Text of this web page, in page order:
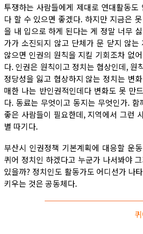
투쟁하는 사람들에게 제대로 연대활동
다 할 수 있으면 좋겠다. 하지만 지금은
을 내 입으로 하게 된다는 게 정말 너무
가가 소진되지 않고 단체가 문 닫지 않는
않으면 인권의 원칙을 지킬 기회조차 없
다. 인권은 원칙이고 정치는 협상인데, 원
정당성을 잃고 협상하지 않는 정치는 변
매한 나는 반인권적인데다 변화도 못 만
다. 동료는 무엇이고 동지는 무엇인가.
좋은 사람들이 필요한데, 지역에서 그런
별 따기다.
부산시 인권정책 기본계획에 대응할 운
퀴어 정치인 하겠다고 누군가 나서봐야
있을까? 정치인도 활동가도 어디선가 나
키우는 것은 공동체다.